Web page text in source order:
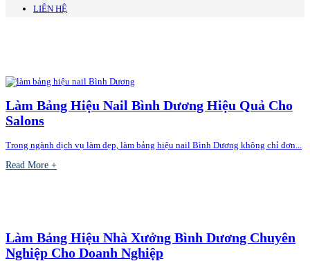
LIÊN HỆ
Làm Bảng Hiệu Nail Bình Dương Hiệu Quả Cho
Salons
Trong ngành dịch vụ làm đẹp, làm bảng hiệu nail Bình Dương không chỉ đơn...
Read More +
Làm Bảng Hiệu Nhà Xưởng Bình Dương Chuyên
Nghiệp Cho Doanh Nghiệp